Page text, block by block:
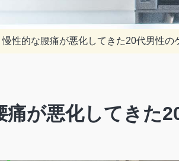
慢性的な腰痛が悪化してきた20代男性の
痛が悪化してきた